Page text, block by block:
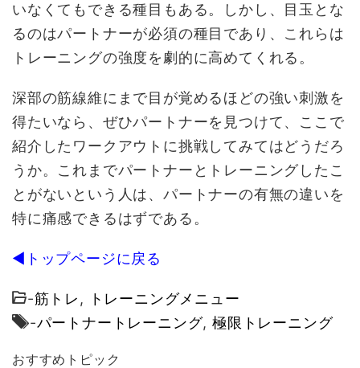
いなくてもできる種目もある。しかし、目玉とな
るのはパートナーが必須の種目であり、これらは
トレーニングの強度を劇的に高めてくれる。
深部の筋線維にまで目が覚めるほどの強い刺激を
得たいなら、ぜひパートナーを見つけて、ここで
紹介したワークアウトに挑戦してみてはどうだろ
うか。これまでパートナーとトレーニングしたこ
とがないという人は、パートナーの有無の違いを
特に痛感できるはずである。
◀トップページに戻る
-筋トレ ,
トレーニングメニュー
-パートナートレーニング,極限トレーニング
おすすめトピック